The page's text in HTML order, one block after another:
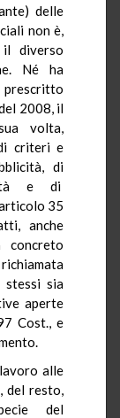
delle
non è,
diverso
Né ha
prescritto
2008, il
volta,
criteri e
di
e di
35
anche
concreto
stessi sia
aperte
Cost., e
alle
del resto,
del